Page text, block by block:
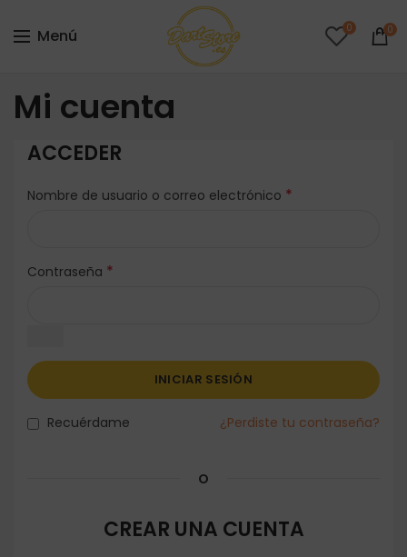
Menú 0 0
Mi cuenta
ACCEDER
Nombre de usuario o correo electrónico *
Contraseña *
INICIAR SESIÓN
¿Perdiste tu contraseña?
Recuérdame
O
CREAR UNA CUENTA